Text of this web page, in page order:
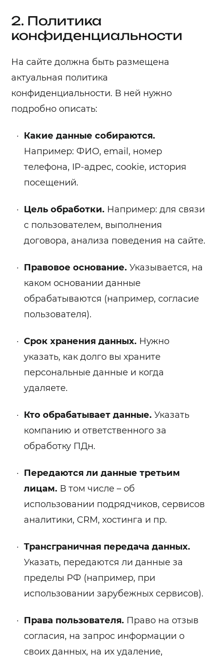
2. Политика
конфиденциальности
На сайте должна быть размещена
актуальная политика
конфиденциальности. В ней нужно
подробно описать:
Какие данные собираются.
Например: ФИО, email, номер
телефона, IP-адрес, cookie, история
посещений.
Цель обработки. Например: для связи
с пользователем, выполнения
договора, анализа поведения на сайте.
Правовое основание. Указывается, на
каком основании данные
обрабатываются (например, согласие
пользователя).
Срок хранения данных. Нужно
указать, как долго вы храните
персональные данные и когда
удаляете.
Кто обрабатывает данные. Указать
компанию и ответственного за
обработку ПДн.
Передаются ли данные третьим
лицам. В том числе – об
использовании подрядчиков, сервисов
аналитики, CRM, хостинга и пр.
Трансграничная передача данных.
Указать, передаются ли данные за
пределы РФ (например, при
использовании зарубежных сервисов).
Права пользователя. Право на отзыв
согласия, на запрос информации о
своих данных, на их удаление,